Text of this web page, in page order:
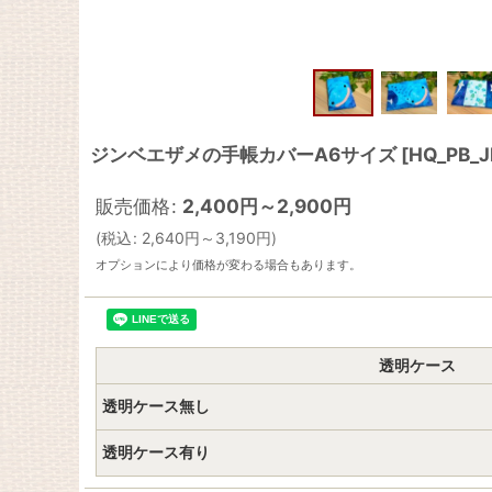
ジンベエザメの手帳カバーA6サイズ [
販売価格: 2,400円～2,900円
(税込: 2,640円 ～3,190円)
オプションにより価格が変わる場合もあります。
透明ケース
透明ケース無し
透明ケース有り